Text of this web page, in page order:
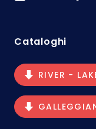
Cataloghi
RIVER -